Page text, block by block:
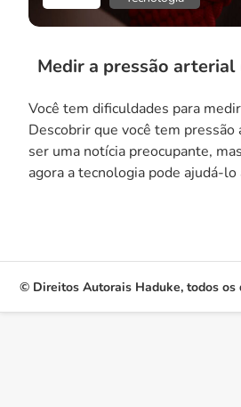
Medir a pressão arterial
Você tem dificuldades para
Descobrir que você tem
ser uma notícia preocupante,
agora a tecnologia pode ajudá-
© Direitos Autorais Haduke, todos os